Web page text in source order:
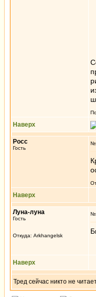
Наверх
Росс
Гость
№
Наверх
Луна-луна
Гость
Откуда: Arkhangelsk
№
Наверх
Тред сейчас никто не